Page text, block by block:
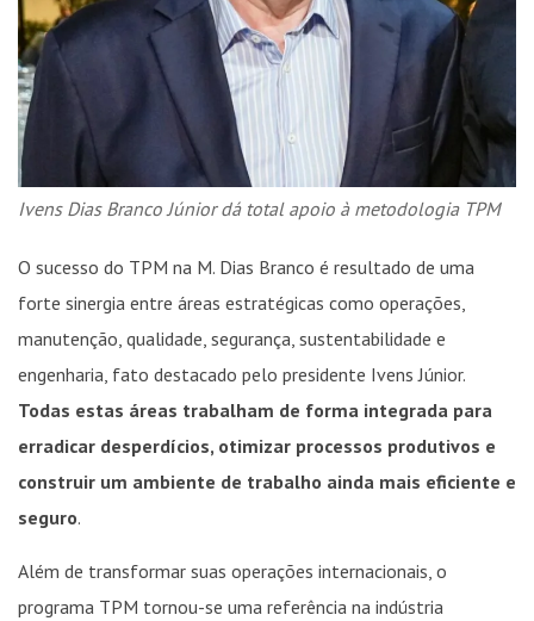
Ivens Dias Branco Júnior dá total apoio à metodologia TPM
O sucesso do TPM na M. Dias Branco é resultado de uma
forte sinergia entre áreas estratégicas como operações,
manutenção, qualidade, segurança, sustentabilidade e
engenharia, fato destacado pelo presidente Ivens Júnior.
Todas estas áreas trabalham de forma integrada para
erradicar desperdícios, otimizar processos produtivos e
construir um ambiente de trabalho ainda mais eficiente e
seguro.
Além de transformar suas operações internacionais, o
programa TPM tornou-se uma referência na indústria